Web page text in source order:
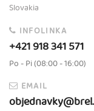
Slovakia
INFOLINKA
+421 918 341 571
Po - Pi (08:00 - 16:00)
EMAIL